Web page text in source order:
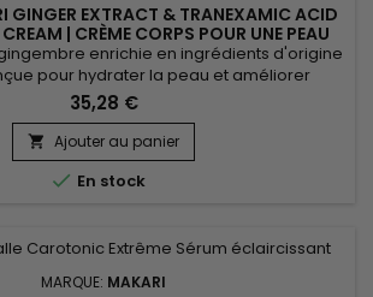
GINGER EXTRACT & TRANEXAMIC ACID
| CRÈME CORPS POUR UNE PEAU
FERME ET LUMINEUSE
enrichie en ingrédients d'origine
pour hydrater la peau et améliorer
tout en procurant confort et douceur.
de Karité, à l'Acide Tranexamique et à
IYKYK By Makari Ginger Extract &
Body Toning Cream aide à nourrir la peau,
à...
35,28 €
 Ajouter au panier
 En stock
MARQUE: MAKARI